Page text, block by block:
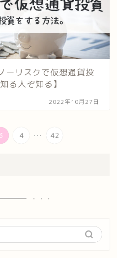
ーリスクで仮想通貨投
る人ぞ知る】
2022年10月27日
3 4 ... 42